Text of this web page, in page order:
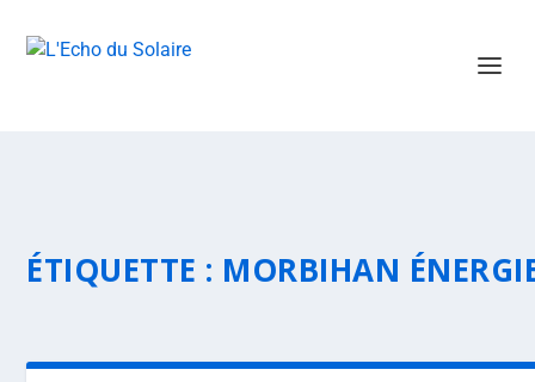
ÉTIQUETTE : MORBIHAN